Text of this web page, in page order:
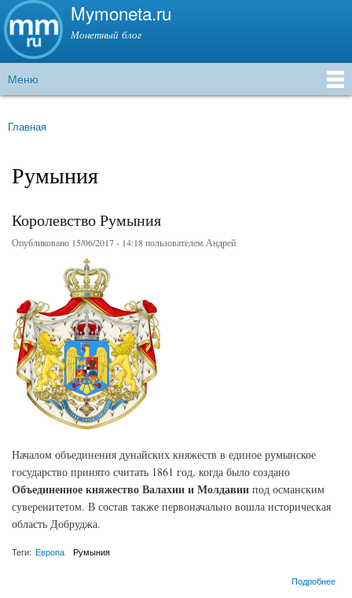
Перейти к
содержанию
Mymoneta.ru
Монетный блог
Главное меню
Меню
Вы здесь
Главная
Румыния
Королевство Румыния
Опубликовано 15/06/2017 - 14:18 пользователем Андрей
Началом объединения дунайских княжеств в единое румынское
государство принято считать 1861 год, когда было создано
Объединенное княжество Валахии и Молдавии под османским
суверенитетом. В состав также первоначально вошла историческая
область Добруджа.
Теги: Европа Румыния
Подробнее